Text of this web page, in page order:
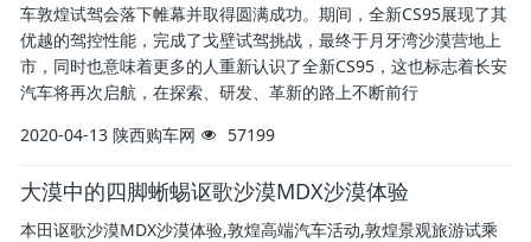
车敦煌试驾会落下帷幕并取得圆满成功。期间，全新CS95展现了其
优越的驾控性能，完成了戈壁试驾挑战，最终于月牙湾沙漠营地上
市，同时也意味着更多的人重新认识了全新CS95，这也标志着长安
汽车将再次启航，在探索、研发、革新的路上不断前行
2020-04-13 陕西购车网 57199
大漠中的四脚蜥蜴讴歌沙漠MDX沙漠体验
本田讴歌沙漠MDX沙漠体验,敦煌高端汽车活动,敦煌景观旅游试乘